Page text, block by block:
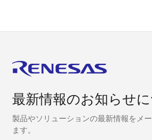
最新情報のお知らせ
製品やソリューションの最新情報をメ
ます。